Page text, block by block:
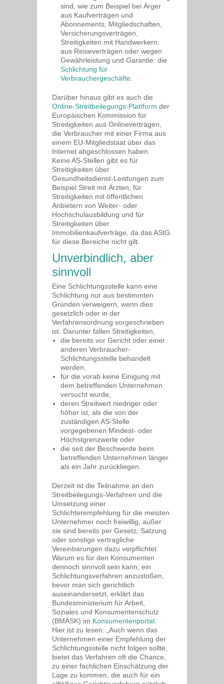
sind, wie zum Beispiel bei Ärger
aus Kaufverträgen und
Abonnements, Mitgliedschaften,
Versicherungsverträgen,
Streitigkeiten mit Handwerkern,
aus Reiseverträgen oder wegen
Gewährleistung und Garantie: die
Schlichtung für
Verbrauchergeschäfte
Darüber hinaus gibt es auch die
Online-Streitbeilegungs-Plattform der
Europäischen Kommission für
Streitigkeiten aus Onlineverträgen,
die Verbraucher mit einer Firma aus
einem EU-Mitgliedstaat über das
Internet abgeschlossen haben.
Keine AS-Stellen gibt es für
Streitigkeiten über
Gesundheitsdienst-Leistungen zum
Beispiel Streit mit Ärzten, für
Streitigkeiten mit öffentlichen
Anbietern von Weiter- oder
Hochschulausbildung und für
Streitigkeiten über
Immobilienkaufverträge, da das AStG
für diese Bereiche nicht gilt.
Unverbindlich, aber
sinnvoll
Eine Schlichtungsstelle kann eine
Schlichtung nur aus bestimmten
Gründen verweigern, wenn dies
gesetzlich oder in der
Verfahrensordnung vorgeschrieben
ist. Darunter fallen Streitigkeiten,
die bereits vor Gericht oder einer
anderen Verbraucher-
Schlichtungsstelle behandelt
werden,
für die vorab keine Einigung mit
dem betreffenden Unternehmen
versucht wurde,
deren Streitwert niedriger oder
höher ist, als die von der
zuständigen AS-Stelle
vorgegebenen Mindest- oder
Höchstgrenzwerte oder
die seit der Beschwerde beim
betreffenden Unternehmen länger
als ein Jahr zurückliegen.
Derzeit ist die Teilnahme an den
Streitbeilegungs-Verfahren und die
Umsetzung einer
Schlichterempfehlung für die meisten
Unternehmer noch freiwillig, außer
sie sind bereits per Gesetz, Satzung
oder sonstige vertragliche
Vereinbarungen dazu verpflichtet.
Warum es für den Konsumenten
dennoch sinnvoll sein kann, ein
Schlichtungsverfahren anzustoßen,
bevor man sich gerichtlich
auseinandersetzt, erklärt das
Bundesministerium für Arbeit,
Soziales und Konsumentenschutz
(BMASK) im Konsumentenportal
Hier ist zu lesen: „Auch wenn das
Unternehmen einer Empfehlung der
Schlichtungsstelle nicht folgen sollte,
bietet das Verfahren oft die Chance,
zu einer fachlichen Einschätzung der
Lage zu kommen, die auch für ein